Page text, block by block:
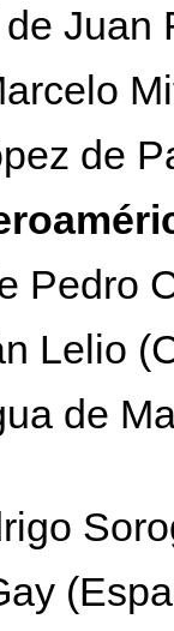
Juan
de
Pedro
Lelio
de